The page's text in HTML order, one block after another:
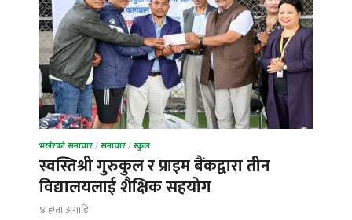
भर्खरको समाचार/समाचार/स्कुल
स्वस्तिश्री गुरुकुल र प्राइम बैंकद्वारा तीन
विद्यालयलाई शैक्षिक सहयोग
४ हप्ता अगाडि